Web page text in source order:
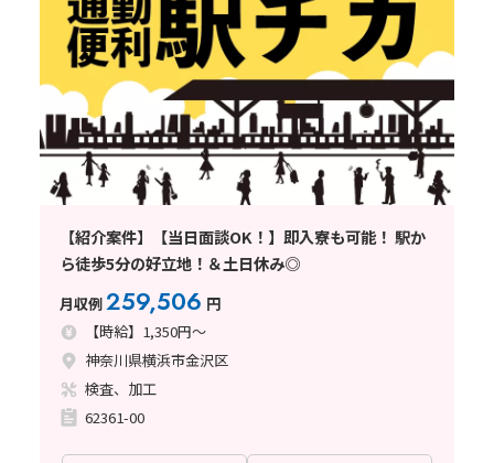
【紹介案件】【当日面談OK！】即入寮も可能！ 駅か
ら徒歩5分の好立地！＆土日休み◎
月収例259,506 円
【時給】1,350円～
神奈川県横浜市金沢区
検査、加工
62361-00